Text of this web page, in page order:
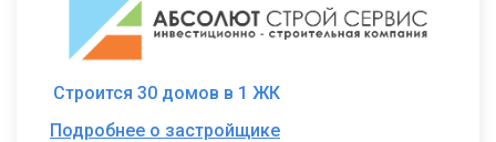
Строится 30 домов в 1 ЖК
Подробнее о застройщике